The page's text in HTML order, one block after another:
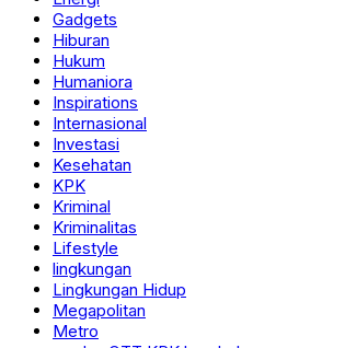
Gadgets
Hiburan
Hukum
Humaniora
Inspirations
Internasional
Investasi
Kesehatan
KPK
Kriminal
Kriminalitas
Lifestyle
lingkungan
Lingkungan Hidup
Megapolitan
Metro